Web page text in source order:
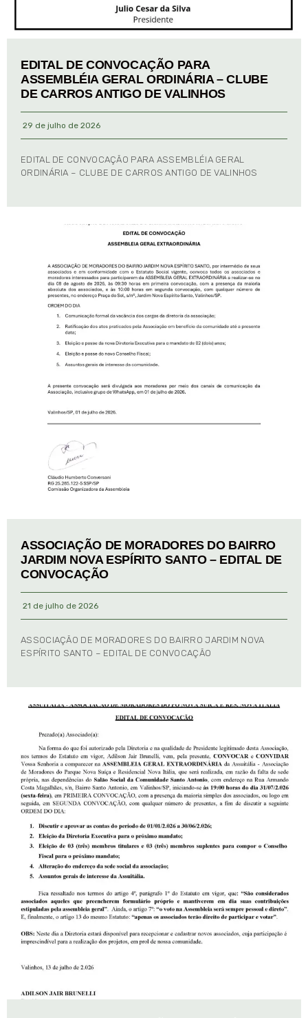
EDITAL DE CONVOCAÇÃO PARA
ASSEMBLÉIA GERAL ORDINÁRIA – CLUBE
DE CARROS ANTIGO DE VALINHOS
29 de julho de 2026
EDITAL DE CONVOCAÇÃO PARA ASSEMBLÉIA GERAL
ORDINÁRIA – CLUBE DE CARROS ANTIGO DE VALINHOS
ASSOCIAÇÃO DE MORADORES DO BAIRRO
JARDIM NOVA ESPÍRITO SANTO – EDITAL DE
CONVOCAÇÃO
21 de julho de 2026
ASSOCIAÇÃO DE MORADORES DO BAIRRO JARDIM NOVA
ESPÍRITO SANTO – EDITAL DE CONVOCAÇÃO